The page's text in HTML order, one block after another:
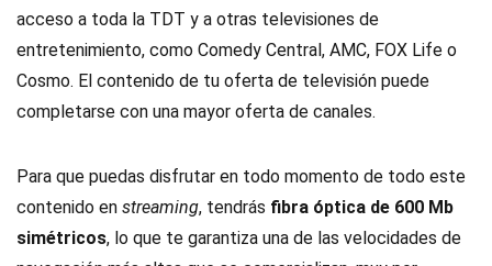
acceso a toda la TDT y a otras televisiones de
entretenimiento, como Comedy Central, AMC, FOX Life o
Cosmo. El contenido de tu oferta de televisión puede
completarse con una mayor oferta de canales.
Para que puedas disfrutar en todo momento de todo este
contenido en streaming, tendrás fibra óptica de 600 Mb
simétricos, lo que te garantiza una de las velocidades de